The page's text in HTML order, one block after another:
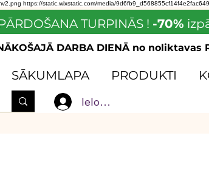
https://static.wixstatic.com/media/
TURPINĀS ! -70%
DARBA DIENĀ no
Ielogoties
SĀKUMLAPA PRODUKTI